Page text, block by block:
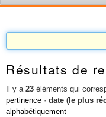
Règles du jeu
Permis d'urbanisme
Cartographie
Etudes et publications
Mots-clés
Résultats de
Il y a 23 éléments qui
pertinence · date (le plus
alphabétiquement